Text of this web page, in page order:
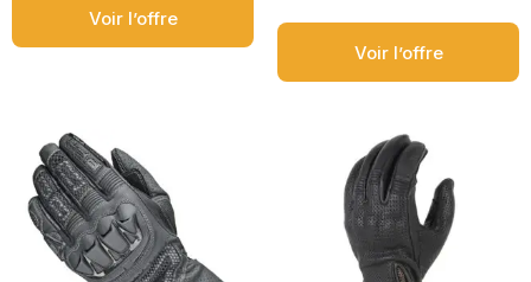
Voir l’offre
Voir l’offre